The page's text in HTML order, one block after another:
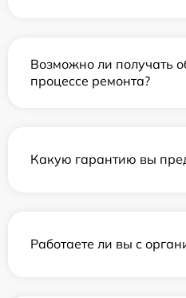
Возможно ли получать
процессе ремонта?
Какую гарантию вы
Работаете ли вы с